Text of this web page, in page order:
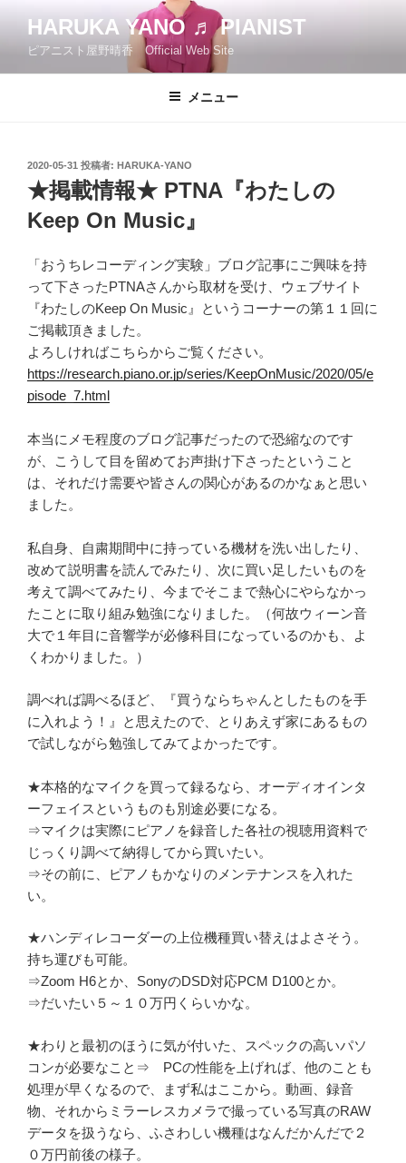
ン
HARUKA YANO ♬ PIANIST
ピアニスト屋野晴香 Official Web Site
メニュー
投
日:
2020-05-31 投稿者: HARUKA-YANO
★掲載情報★ PTNA『わたしの
Keep On Music』
「おうちレコーディング実験」ブログ記事にご興味を持
って下さったPTNAさんから取材を受け、ウェブサイト
『わたしのKeep On Music』というコーナーの第１１回に
ご掲載頂きました。
よろしければこちらからご覧ください。
https://research.piano.or.jp/series/KeepOnMusic/2020/05/e
pisode_7.html
本当にメモ程度のブログ記事だったので恐縮なのです
が、こうして目を留めてお声掛け下さったということ
は、それだけ需要や皆さんの関心があるのかなぁと思い
ました。
私自身、自粛期間中に持っている機材を洗い出したり、
改めて説明書を読んでみたり、次に買い足したいものを
考えて調べてみたり、今までそこまで熱心にやらなかっ
たことに取り組み勉強になりました。（何故ウィーン音
大で１年目に音響学が必修科目になっているのかも、よ
くわかりました。）
調べれば調べるほど、『買うならちゃんとしたものを手
に入れよう！』と思えたので、とりあえず家にあるもの
で試しながら勉強してみてよかったです。
★本格的なマイクを買って録るなら、オーディオインタ
ーフェイスというものも別途必要になる。
⇒マイクは実際にピアノを録音した各社の視聴用資料で
じっくり調べて納得してから買いたい。
⇒その前に、ピアノもかなりのメンテナンスを入れた
い。
★ハンディレコーダーの上位機種買い替えはよさそう。
持ち運びも可能。
⇒Zoom H6とか、SonyのDSD対応PCM D100とか。
⇒だいたい５～１０万円くらいかな。
★わりと最初のほうに気が付いた、スペックの高いパソ
コンが必要なこと⇒ PCの性能を上げれば、他のことも
処理が早くなるので、まず私はここから。動画、録音
物、それからミラーレスカメラで撮っている写真のRAW
データを扱うなら、ふさわしい機種はなんだかんだで２
０万円前後の様子。